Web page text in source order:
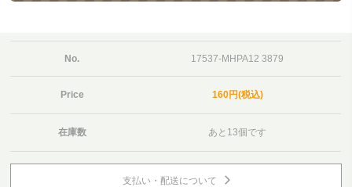
No. 17537-MHPA12 3879
Price 160円(税込)
在庫数 あと13個です
支払い・配送について